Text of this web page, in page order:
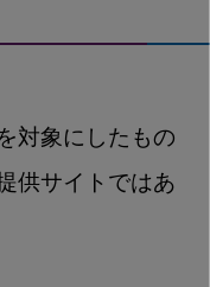
対象にしたもの
供サイトではあ